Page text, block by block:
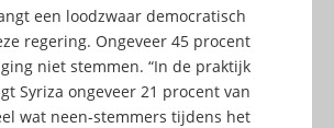
een loodzwaar democratisch
regering. Ongeveer 45 procent
niet stemmen. “In de praktijk
Syriza ongeveer 21 procent van
wat neen-stemmers tijdens het